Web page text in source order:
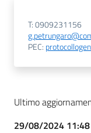
T: 0909231156
PEC:
Ultimo
29/08/2024 11:48